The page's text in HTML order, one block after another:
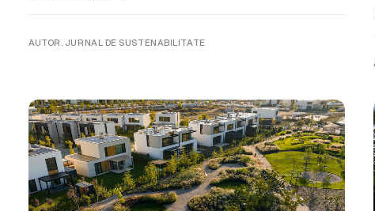
AUTOR. JURNAL DE SUSTENABILITATE